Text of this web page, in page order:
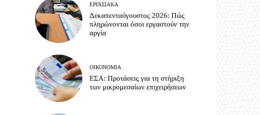
ΕΡΓΑΣΙΑΚΆ
Δεκαπενταύγουστος 2026: Πώς
πληρώνονται όσοι εργαστούν την
αργία
ΟΙΚΟΝΟΜΊΑ
ΕΣΑ: Προτάσεις για τη στήριξη
των μικρομεσαίων επιχειρήσεων